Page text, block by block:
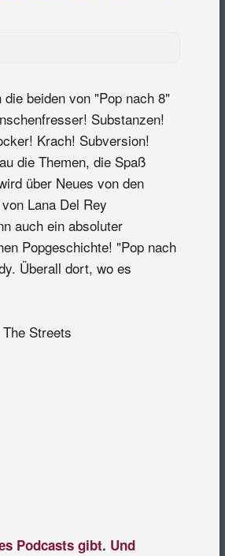
beiden von "Pop nach 8"
Substanzen!
Krach! Subversion!
die Themen, die Spaß
über Neues von den
Lana Del Rey
auch ein absoluter
Popgeschichte! "Pop nach
Überall dort, wo es
Streets
Podcasts gibt. Und